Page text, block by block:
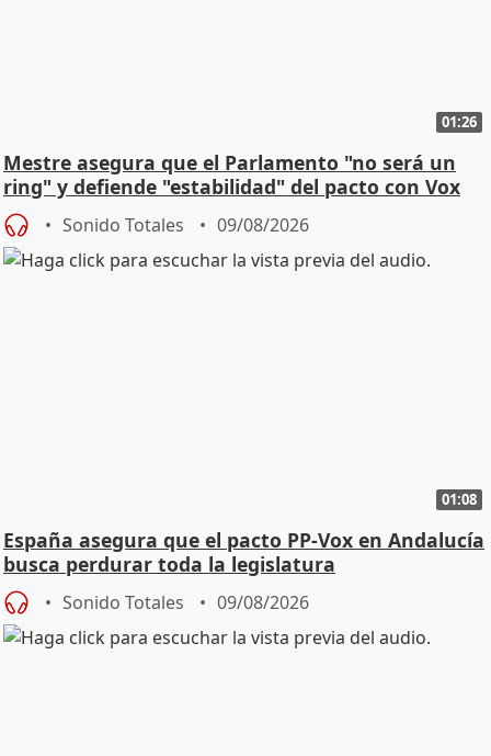
01:26
Mestre asegura que el Parlamento "no será un
ring" y defiende "estabilidad" del pacto con Vox
Sonido Totales 09/08/2026
01:08
España asegura que el pacto PP-Vox en Andalucía
busca perdurar toda la legislatura
Sonido Totales 09/08/2026